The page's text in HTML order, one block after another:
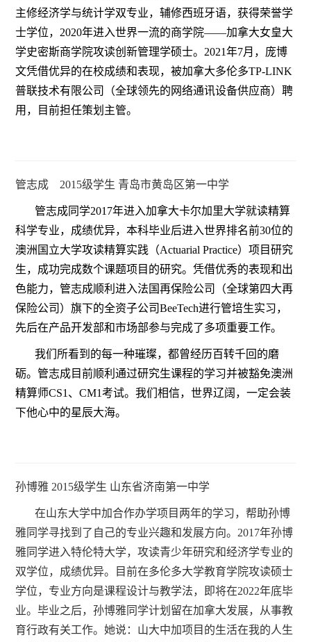
主修经济学与统计学双专业，辅修西班牙语，获得荣誉学
士学位，2020年进入世界一流的商学院——加拿大女皇大
学史密斯商学院攻读创新管理学硕士。2021年7月，庞博
文凭借优异的在校成绩和表现，被加拿大多伦多TP-LINK
普联技术有限公司（全球领先的网络通讯设备供应商）聘
用，目前担任策划主管。
管志成 2015级学生 青岛市黄岛区第一中学
管志成同学2017年进入加拿大卡尔加里大学就读精算
科学专业，成绩优异，本科毕业后进入世界排名前30位的
澳洲国立大学攻读精算实践（Actuarial Practice）项目研究
生，成功完成数个课题项目的研究。凭借优秀的表现和出
色能力，管志成顺利进入法国再保险公司（全球第四大再
保险公司）旗下的全资子公司BeeTech进行管培生实习，
先后在产品开发部和市场部参与完成了多项重要工作。
我们所看到的每一种璀璨，都曾经历百转千回的磨
砺。管志成目前顺利通过研究生课程的学习并被豁免澳洲
精算师CS1、CM1考试。我们相信，世界辽阔，一定会装
下他心中的星辰大海。
孙博雅 2015级学生 山东省济南第一中学
在山东大学中加合作办学项目两年的学习，帮助孙博
雅同学寻找到了自己的专业兴趣和发展方向。2017年孙博
雅同学进入特伦特大学，攻读青少年研究和经济学专业的
双学位，成绩优异。目前在多伦多大学教育学院攻读硕士
学位，专业方向是课程设计与教学法，即将在2022年底毕
业。毕业之后，孙博雅同学计划留在加拿大发展，从事教
育行政有关工作。她说：山大中加项目的生活在我的人生